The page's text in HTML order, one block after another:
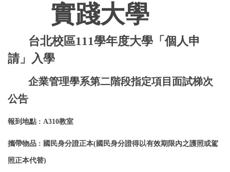
實踐大學
台北校區111學年度大學「個人申
請」入學
企業管理學系第二階段指定項目面試梯次
公告
報到地點 : A310教室
攜帶物品 : 國民身分證正本(國民身分證得以有效期限內之護照或駕
照正本代替)